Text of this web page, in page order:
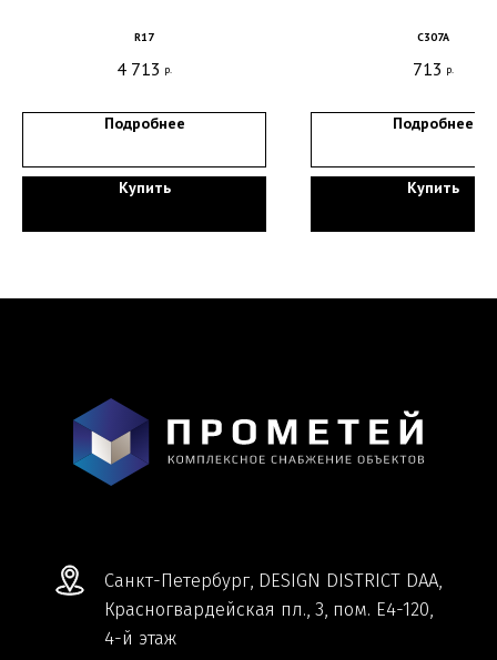
R17
4 713 р.
Подробнее
Купить
C307A
713 р.
Подробнее
Купить
являются публичной офертой.
Санкт-Петербург, DESIGN DISTRICT DAA,
4-й этаж
пн-пт 9-18; сб, вс - выходные дни
Мы ВКонтакте